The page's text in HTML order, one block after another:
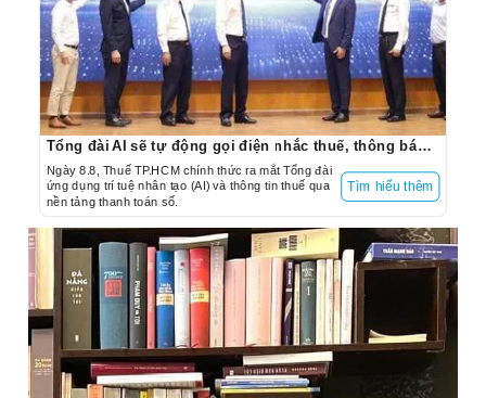
Tổng đài AI sẽ tự động gọi điện nhắc thuế, thông báo tạm hoãn xuất cảnh…
Ngày 8.8, Thuế TP.HCM chính thức ra mắt Tổng đài
ứng dụng trí tuệ nhân tạo (AI) và thông tin thuế qua
nền tảng thanh toán số.
Tìm hiểu thêm